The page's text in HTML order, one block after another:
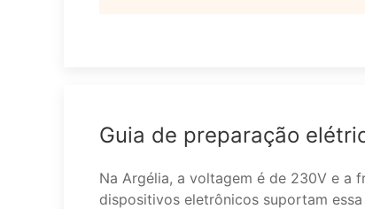
Guia de preparação
Na Argélia, a voltagem é de 230V e a
dispositivos eletrônicos suportam